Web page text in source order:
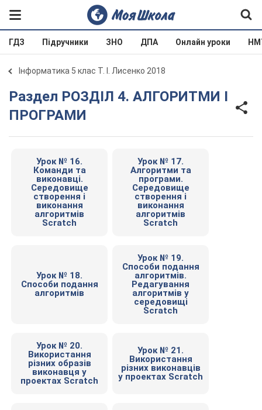
ГДЗ Підручники ЗНО ДПА Онлайн уроки
Інформатика 5 клас Т. І. Лисенко 2018
Раздел РОЗДІЛ 4. АЛГОРИТМИ І
ПРОГРАМИ
Урок № 16.
Команди та
виконавці.
Середовище
створення і
виконання
алгоритмів
Scratch
Урок № 17.
Алгоритми та
програми.
Середовище
створення і
виконання
алгоритмів
Scratch
Урок № 18.
Способи подання
алгоритмів
Урок № 19.
Способи подання
алгоритмів.
Редагування
алгоритмів у
середовищі
Scratch
Урок № 20.
Використання
різних образів
виконавця у
проектах Scratch
Урок № 21.
Використання
різних виконавців
у проектах Scratch